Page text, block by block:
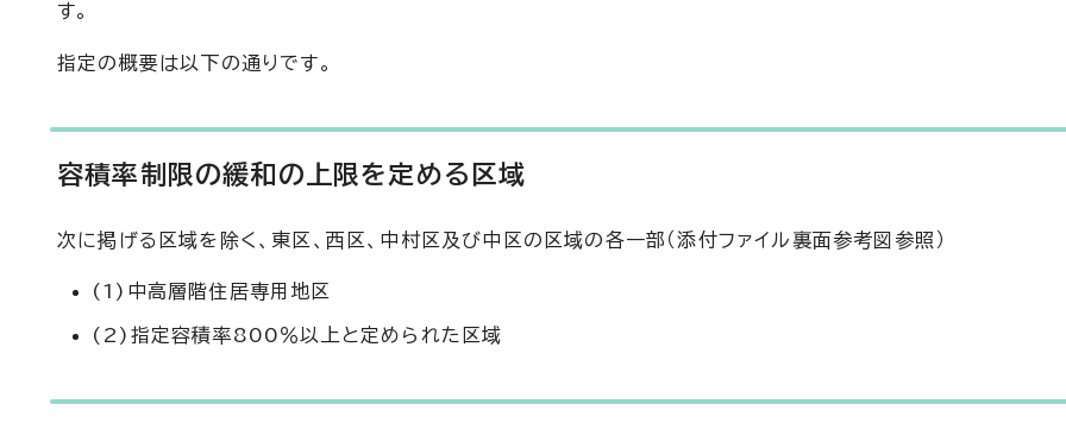
す。
指定の概要は以下の通りです。
容積率制限の緩和の上限を定める区域
次に掲げる区域を除く、東区、西区、中村区及び中区の区域の各一部（添付ファイル裏面参考図参照）
(1)中高層階住居専用地区
(2)指定容積率800％以上と定められた区域